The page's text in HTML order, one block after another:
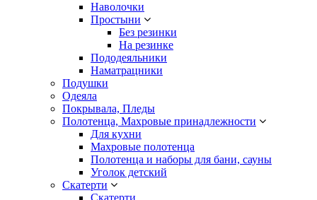
Наволочки
Простыни
Без резинки
На резинке
Пододеяльники
Наматрацники
Подушки
Одеяла
Покрывала, Пледы
Полотенца, Махровые принадлежности
Для кухни
Махровые полотенца
Полотенца и наборы для бани, сауны
Уголок детский
Скатерти
Скатерти